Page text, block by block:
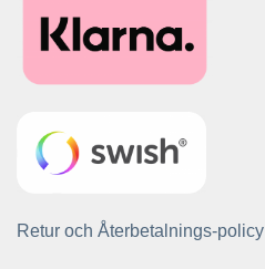
Retur och Återbetalnings-policy